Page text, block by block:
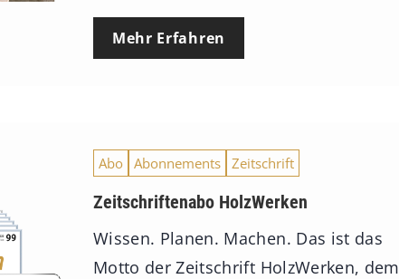
Mehr Erfahren
Abo Abonnements Zeitschrift
Zeitschriftenabo HolzWerken
Wissen. Planen. Machen. Das ist das
Motto der Zeitschrift HolzWerken, dem